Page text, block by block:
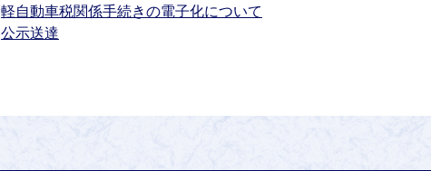
軽自動車税関係手続きの電子化について
公示送達